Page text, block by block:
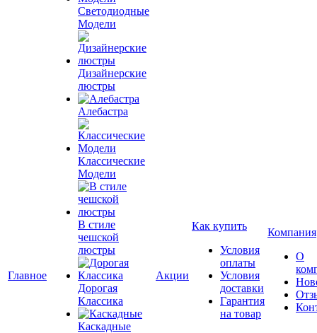
Главное
Светодиодные
Модели
Дизайнерские
люстры
Алебастра
Классические
Модели
В стиле
чешской
люстры
Дорогая
Классика
Каскадные
Акции
Как купить
Условия
оплаты
Условия
доставки
Гарантия
на товар
Компания
О